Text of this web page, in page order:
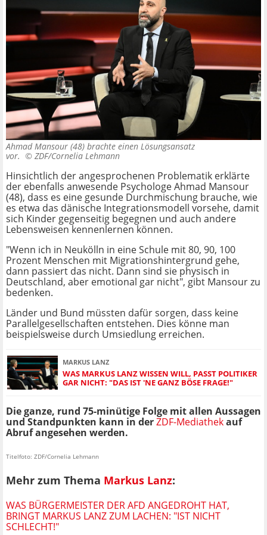
Ahmad Mansour (48) brachte einen Lösungsansatz
vor. © ZDF/Cornelia Lehmann
Hinsichtlich der angesprochenen Problematik erklärte
der ebenfalls anwesende Psychologe Ahmad Mansour
(48), dass es eine gesunde Durchmischung brauche, wie
es etwa das dänische Integrationsmodell vorsehe, damit
sich Kinder gegenseitig begegnen und auch andere
Lebensweisen kennenlernen können.
"Wenn ich in Neukölln in eine Schule mit 80, 90, 100
Prozent Menschen mit Migrationshintergrund gehe,
dann passiert das nicht. Dann sind sie physisch in
Deutschland, aber emotional gar nicht", gibt Mansour zu
bedenken.
Länder und Bund müssten dafür sorgen, dass keine
Parallelgesellschaften entstehen. Dies könne man
beispielsweise durch Umsiedlung erreichen.
MARKUS LANZ
WAS MARKUS LANZ WISSEN WILL, PASST POLITIKER
GAR NICHT: "DAS IST 'NE GANZ BÖSE FRAGE!"
Die ganze, rund 75-minütige Folge mit allen Aussagen
und Standpunkten kann in derZDF-Mediathekauf
Abruf angesehen werden.
Titelfoto: ZDF/Cornelia Lehmann
Mehr zum Thema Markus Lanz:
WAS BÜRGERMEISTER DER AFD ANGEDROHT HAT,
BRINGT MARKUS LANZ ZUM LACHEN: "IST NICHT
SCHLECHT!"